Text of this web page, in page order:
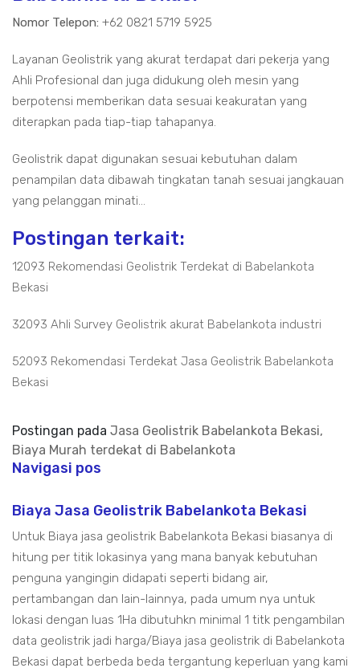
Nomor Telepon: +62 0821 5719 5925
Layanan Geolistrik yang akurat terdapat dari pekerja yang
Ahli Profesional dan juga didukung oleh mesin yang
berpotensi memberikan data sesuai keakuratan yang
diterapkan pada tiap-tiap tahapanya.
Geolistrik dapat digunakan sesuai kebutuhan dalam
penampilan data dibawah tingkatan tanah sesuai jangkauan
yang pelanggan minati...
Postingan terkait:
12093 Rekomendasi Geolistrik Terdekat di Babelankota
Bekasi
32093 Ahli Survey Geolistrik akurat Babelankota industri
52093 Rekomendasi Terdekat Jasa Geolistrik Babelankota
Bekasi
Postingan pada Jasa Geolistrik Babelankota Bekasi,
Biaya Murah terdekat di Babelankota
Navigasi pos
Biaya Jasa Geolistrik Babelankota Bekasi
Untuk Biaya jasa geolistrik Babelankota Bekasi biasanya di
hitung per titik lokasinya yang mana banyak kebutuhan
penguna yangingin didapati seperti bidang air,
pertambangan dan lain-lainnya, pada umum nya untuk
lokasi dengan luas 1Ha dibutuhkn minimal 1 titk pengambilan
data geolistrik jadi harga/Biaya jasa geolistrik di Babelankota
Bekasi dapat berbeda beda tergantung keperluan yang kami